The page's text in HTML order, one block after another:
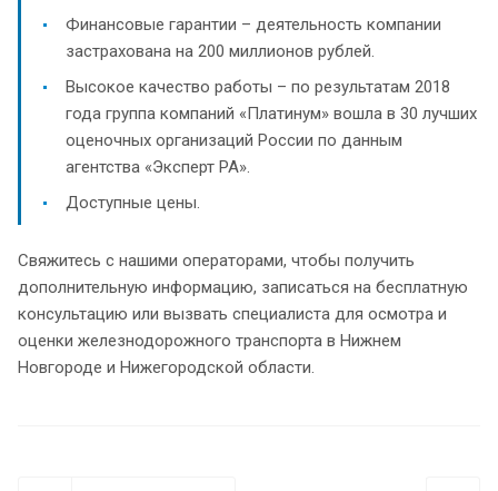
Финансовые гарантии – деятельность компании
застрахована на 200 миллионов рублей.
Высокое качество работы – по результатам 2018
года группа компаний «Платинум» вошла в 30 лучших
оценочных организаций России по данным
агентства «Эксперт РА».
Доступные цены.
Свяжитесь с нашими операторами, чтобы получить
дополнительную информацию, записаться на бесплатную
консультацию или вызвать специалиста для осмотра и
оценки железнодорожного транспорта в Нижнем
Новгороде и Нижегородской области.